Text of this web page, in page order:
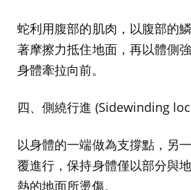
蛇利用腹部的肌肉，以腹部的
著摩擦力抵住地面，再以體側
身體牽拉向前。
四、側繞行進 (Sidewinding
以身體的一端做為支撐點，另
覆進行，保持身體僅以部分與
熱的地面所燙傷。